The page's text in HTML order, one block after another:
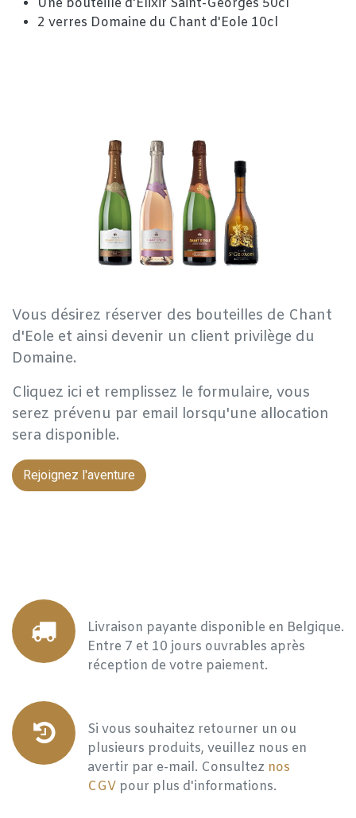
Une bouteille d'Elixir Saint-Georges 50cl
2 verres Domaine du Chant d'Eole 10cl
Vous désirez réserver des bouteilles de Chant
d'Eole et ainsi devenir un client privilège du
Domaine.
Cliquez ici et remplissez le formulaire, vous
serez prévenu par email lorsqu'une allocation
sera disponible.
Rejoignez l'aventure
Livraison payante disponible en Belgique.
Entre 7 et 10 jours ouvrables après
réception de votre paiement.
Si vous souhaitez retourner un ou
plusieurs produits, veuillez nous en
avertir par e-mail. Consultez nos
CGV pour plus d'informations.